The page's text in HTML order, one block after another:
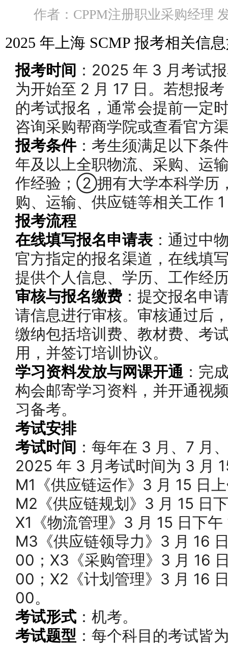
作者：CPPM注册职业采购经理
2025 年上海 SCMP 报考相关信
报考时间 ：2025 年 3 月考试
为开始至 2 月 17 日。若想报
的考试报名，通常会提前一定
咨询采购帮商学院或查看官方
报考条件：考生须满足以下条
年及以上全职物流、采购、运
作经验；②拥有大学本科学历
购、运输、供应链等相关工作
报考流程
在线填写报名申请表 ：通过中
官方指定的报名渠道，在线填
提供个人信息、学历、工作经
审核与报名缴费 ：提交报名申
请信息进行审核。审核通过后
缴纳包括培训费、教材费、考
用，并签订培训协议。
学习资料发放与网课开通 ：完
构会邮寄学习资料，并开通视
习备考。
考试安排
考试时间 ：每年在 3 月、7 月
2025 年 3 月考试时间为 3 月
M1《供应链运作》3 月 15 日
M2《供应链规划》3 月 15 日
X1《物流管理》3 月 15 日下
M3《供应链领导力》3 月 16
00；X3《采购管理》3 月 16
00；X2《计划管理》3 月 16
00。
考试形式 ：机考。
考试题型 ：每个科目的考试皆